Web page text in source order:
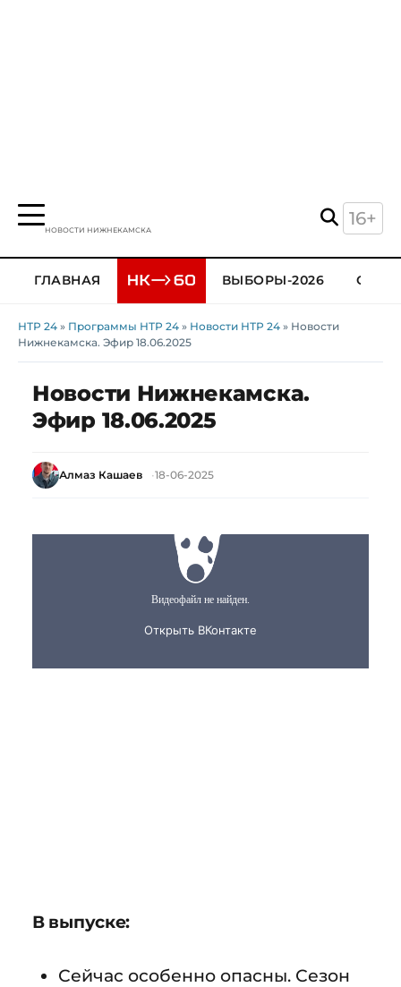
НОВОСТИ НИЖНЕКАМСКА
16+
ГЛАВНАЯ ВЫБОРЫ-2026
НТР 24 » Программы НТР 24 » Новости НТР 24 » Новости
Нижнекамска. Эфир 18.06.2025
Новости Нижнекамска.
Эфир 18.06.2025
Алмаз Кашаев 18-06-2025
В выпуске:
Сейчас особенно опасны. Сезон